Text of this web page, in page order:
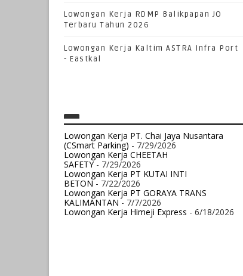
Lowongan Kerja RDMP Balikpapan JO
Terbaru Tahun 2026
Lowongan Kerja Kaltim ASTRA Infra Port
- Eastkal
Lowongan Kerja PT. Chai Jaya Nusantara
(CSmart Parking) - 7/29/2026
Lowongan Kerja CHEETAH
SAFETY- 7/29/2026
Lowongan Kerja PT KUTAI INTI
BETON- 7/22/2026
Lowongan Kerja PT GORAYA TRANS
KALIMANTAN- 7/7/2026
Lowongan Kerja Himeji Express - 6/18/2026